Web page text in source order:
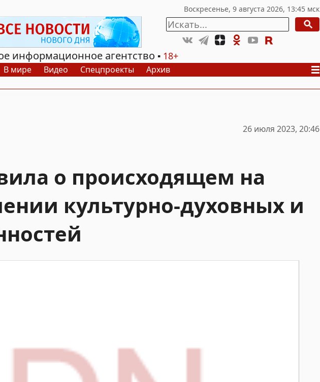
информационное агентство
18+
В мире Видео Спецпроекты Архив
26 июля 2023, 20:46
о происходящем на
культурно-духовных и